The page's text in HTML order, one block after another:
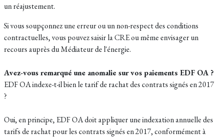
un réajustement.
Si vous soupçonnez une erreur ou un non-respect des conditions
contractuelles, vous pouvez saisir la CRE ou même envisager un
recours auprès du Médiateur de l'énergie.
Avez-vous remarqué une anomalie sur vos paiements EDF OA ?
EDF OA indexe-t-il bien le tarif de rachat des contrats signés en 2017
?
Oui, en principe, EDF OA doit appliquer une indexation annuelle des
tarifs de rachat pour les contrats signés en 2017, conformément à